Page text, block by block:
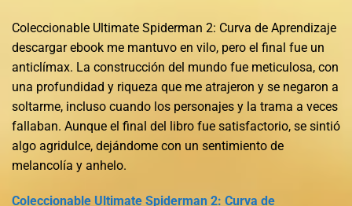
Coleccionable Ultimate Spiderman 2: Curva de Aprendizaje
descargar ebook me mantuvo en vilo, pero el final fue un
anticlímax. La construcción del mundo fue meticulosa, con
una profundidad y riqueza que me atrajeron y se negaron a
soltarme, incluso cuando los personajes y la trama a veces
fallaban. Aunque el final del libro fue satisfactorio, se sintió
algo agridulce, dejándome con un sentimiento de
melancolía y anhelo.
Coleccionable Ultimate Spiderman 2: Curva de